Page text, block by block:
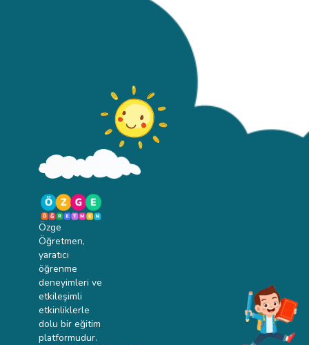
Özge
Öğretmen,
yaratıcı
öğrenme
deneyimleri ve
etkileşimli
etkinliklerle
dolu bir eğitim
platformudur.